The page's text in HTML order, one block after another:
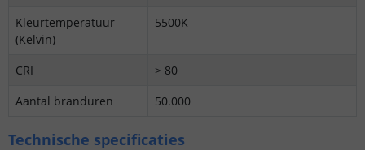
Kleurtemperatuur
(Kelvin)
5500K
CRI
> 80
Aantal branduren
50.000
Technische specificaties